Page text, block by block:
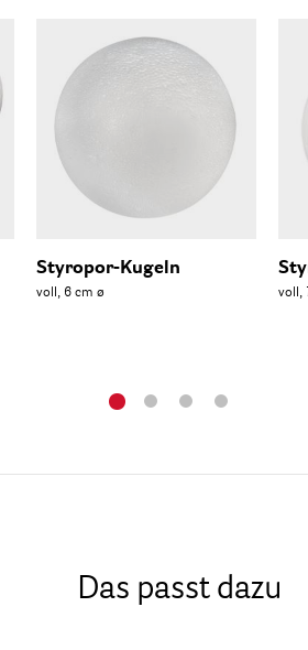
Styropor-Kugeln
voll, 6 cm ø voll,
Das passt dazu